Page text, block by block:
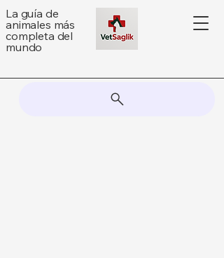
La guía de
animales más
completa del
mundo